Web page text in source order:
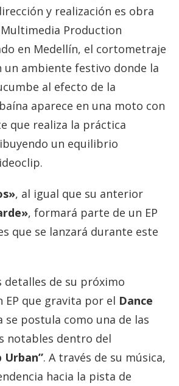
y realización es obra
Production
en Medellín, el cortometraje
un ambiente festivo donde la
al efecto de la
aparece en una moto con
que realiza la práctica
un equilibrio
, al igual que su anterior
, formará parte de un EP
que se lanzará durante este
detalles de su próximo
EP que gravita por el Dance
se postula como una de las
notables dentro del
Urban”. A través de su música,
hacia la pista de